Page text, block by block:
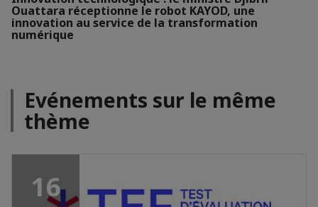
Ouattara réceptionne le robot KAYOD, une
innovation au service de la transformation
numérique
Evénements sur le même
thème
16